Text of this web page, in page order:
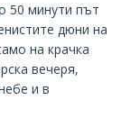
50 минути път
дюни на
на крачка
вечеря,
и в